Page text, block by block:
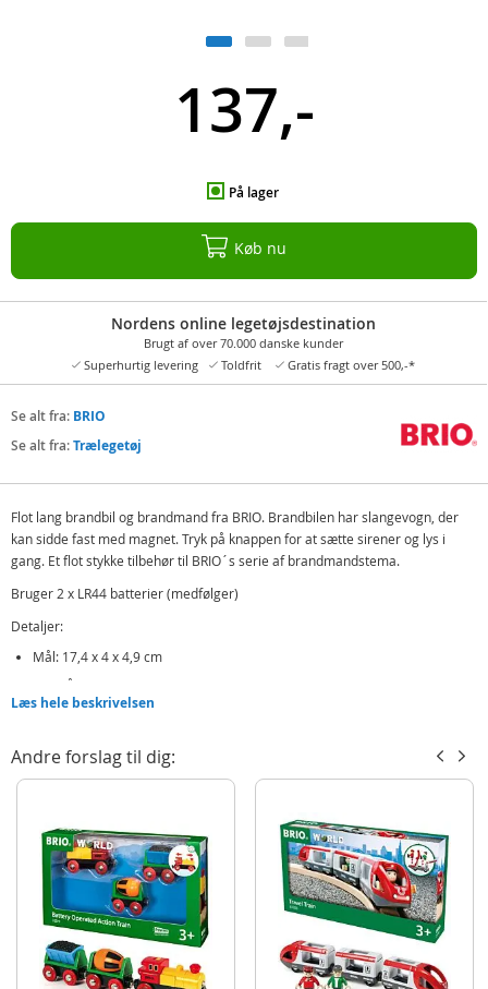
137,-
På lager
Køb nu
Nordens online legetøjsdestination
Brugt af over 70.000 danske kunder
Superhurtig levering
Toldfrit Gratis fragt over 500,-*
Se alt fra: BRIO
Se alt fra:Trælegetøj
Flot lang brandbil og brandmand fra BRIO. Brandbilen har slangevogn, der
kan sidde fast med magnet. Tryk på knappen for at sætte sirener og lys i
gang. Et flot stykke tilbehør til BRIO´s serie af brandmandstema.
Bruger 2 x LR44 batterier (medfølger)
Detaljer:
Mål: 17,4 x 4 x 4,9 cm
Fra 3 år
Læs hele beskrivelsen
Andre forslag til dig: